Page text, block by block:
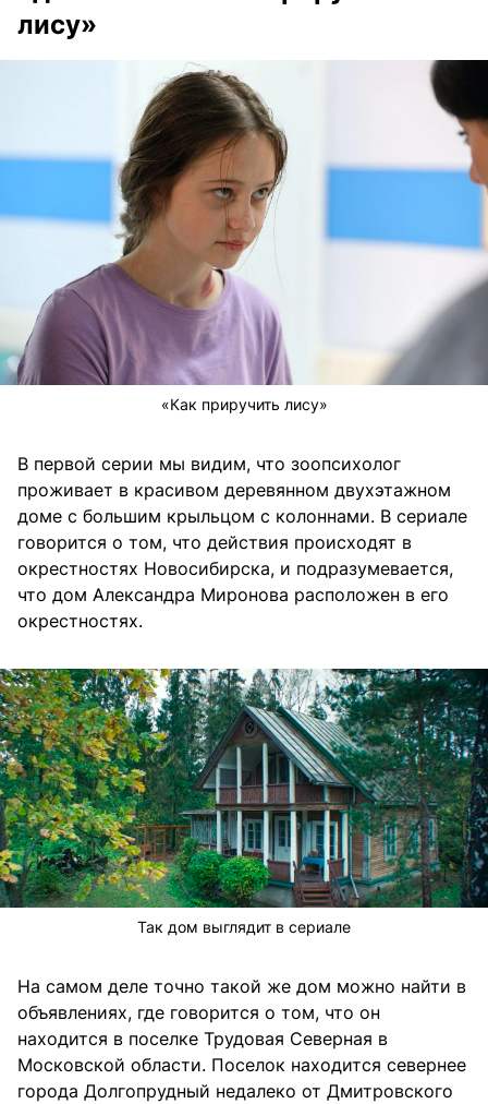
лису»
«Как приручить лису»
В первой серии мы видим, что зоопсихолог
проживает в красивом деревянном двухэтажном
доме с большим крыльцом с колоннами. В сериале
говорится о том, что действия происходят в
окрестностях Новосибирска, и подразумевается,
что дом Александра Миронова расположен в его
окрестностях.
Так дом выглядит в сериале
На самом деле точно такой же дом можно найти в
объявлениях, где говорится о том, что он
находится в поселке Трудовая Северная в
Московской области. Поселок находится севернее
города Долгопрудный недалеко от Дмитровского